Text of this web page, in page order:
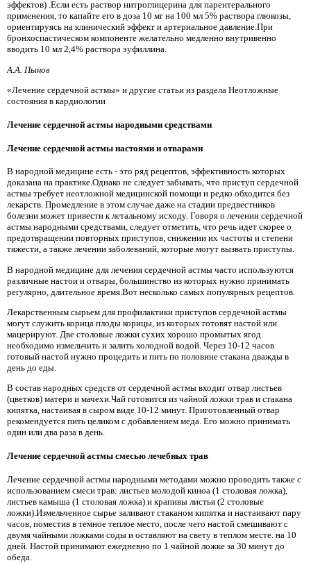
эффектов) .Если есть раствор нитроглицерина для парентерального
применения, то капайте его в доза 10 мг на 100 мл 5% раствора глюкозы,
ориентируясь на клинический эффект и артериальное давление.При
бронхоспастическом компоненте желательно медленно внутривенно
вводить 10 мл 2,4% раствора эуфиллина.
А.А. Пынов
«Лечение сердечной астмы» и другие статьи из раздела Неотложные
состояния в кардиологии
Лечение сердечной астмы народными средствами
Лечение сердечной астмы настоями и отварами
В народной медицине есть - это ряд рецептов, эффективность которых
доказана на практике.Однако не следует забывать, что приступ сердечной
астмы требует неотложной медицинской помощи и редко обходится без
лекарств. Промедление в этом случае даже на стадии предвестников
болезни может привести к летальному исходу. Говоря о лечении сердечной
астмы народными средствами, следует отметить, что речь идет скорее о
предотвращении повторных приступов, снижении их частоты и степени
тяжести, а также лечении заболеваний, которые могут вызвать приступы.
В народной медицине для лечения сердечной астмы часто используются
различные настои и отвары, большинство из которых нужно принимать
регулярно, длительное время.Вот несколько самых популярных рецептов.
Лекарственным сырьем для профилактики приступов сердечной астмы
могут служить корица плоды корицы, из которых готовят настой или
мацерируют. Две столовые ложки сухих хорошо промытых ягод
необходимо измельчить и залить холодной водой. Через 10-12 часов
готовый настой нужно процедить и пить по половине стакана дважды в
день до еды.
В состав народных средств от сердечной астмы входит отвар листьев
(цветков) матери и мачехи.Чай готовится из чайной ложки трав и стакана
кипятка, настаивая в сыром виде 10-12 минут. Приготовленный отвар
рекомендуется пить целиком с добавлением меда. Его можно принимать
один или два раза в день.
Лечение сердечной астмы смесью лечебных трав
Лечение сердечной астмы народными методами можно проводить также с
использованием смеси трав: листьев молодой киноа (1 столовая ложка),
листьев камыша (1 столовая ложка) и крапивы листья (2 столовые
ложки).Измельченное сырье заливают стаканом кипятка и настаивают пару
часов, поместив в темное теплое место, после чего настой смешивают с
двумя чайными ложками соды и оставляют на свету в теплом месте. на 10
дней. Настой принимают ежедневно по 1 чайной ложке за 30 минут до
обеда.